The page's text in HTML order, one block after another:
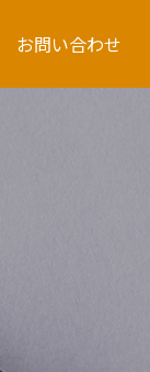
お問い合わせ